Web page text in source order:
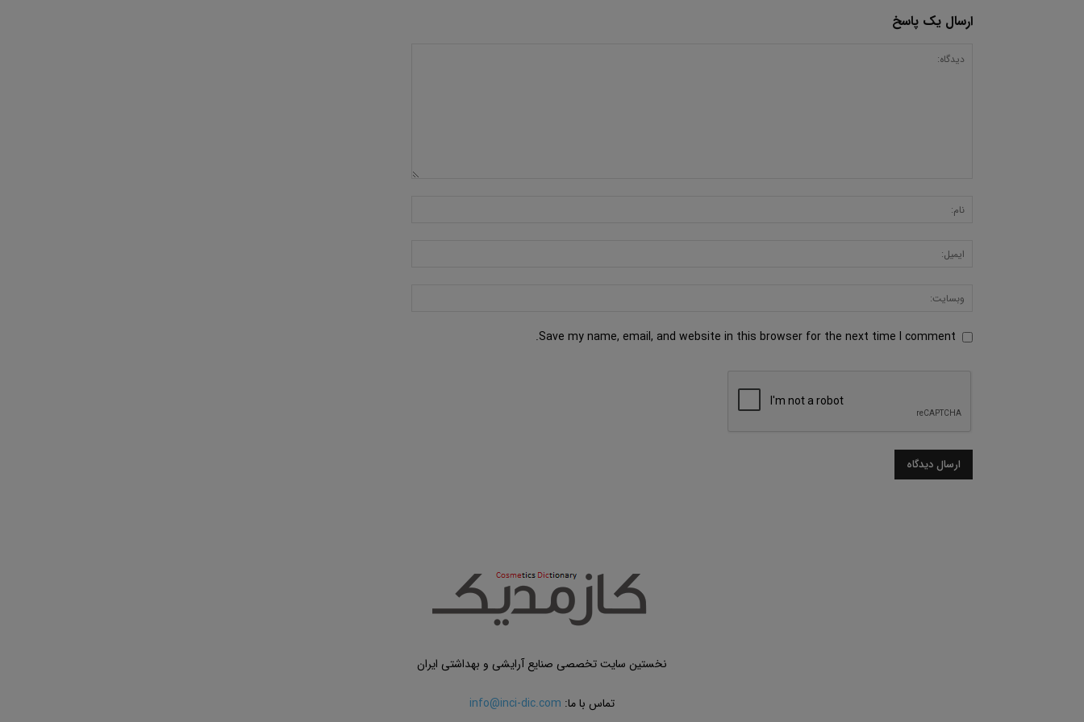
ارسال یک پاسخ
Save my name, email, and website in this browser for the next time I comment.
نخستین سایت تخصصی صنایع آرایشی و بهداشتی ایران
تماس با ما: info@inci-dic.com